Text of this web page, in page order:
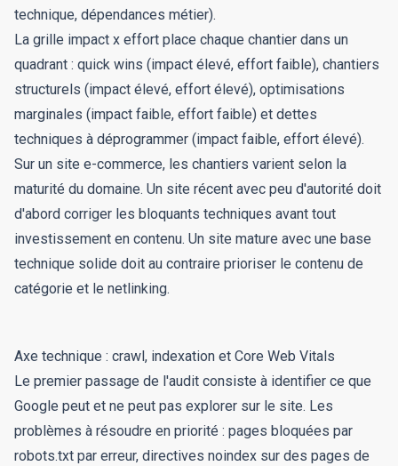
technique, dépendances métier).
La grille impact x effort place chaque chantier dans un
quadrant : quick wins (impact élevé, effort faible), chantiers
structurels (impact élevé, effort élevé), optimisations
marginales (impact faible, effort faible) et dettes
techniques à déprogrammer (impact faible, effort élevé).
Sur un site e-commerce, les chantiers varient selon la
maturité du domaine. Un site récent avec peu d'autorité doit
d'abord corriger les bloquants techniques avant tout
investissement en contenu. Un site mature avec une base
technique solide doit au contraire prioriser le contenu de
catégorie et le netlinking.
Axe technique : crawl, indexation et Core Web Vitals
Le premier passage de l'audit consiste à identifier ce que
Google peut et ne peut pas explorer sur le site. Les
problèmes à résoudre en priorité : pages bloquées par
robots.txt par erreur, directives noindex sur des pages de